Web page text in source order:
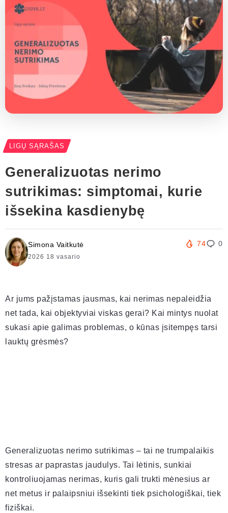
LIGŲ SĄRAŠAS
Generalizuotas nerimo
sutrikimas: simptomai, kurie
išsekina kasdienybę
Simona Vaitkutė
2026 18 vasario
74 0
Ar jums pažįstamas jausmas, kai nerimas nepaleidžia
net tada, kai objektyviai viskas gerai? Kai mintys nuolat
sukasi apie galimas problemas, o kūnas įsitempęs tarsi
lauktų grėsmės?
Generalizuotas nerimo sutrikimas – tai ne trumpalaikis
stresas ar paprastas jaudulys. Tai lėtinis, sunkiai
kontroliuojamas nerimas, kuris gali trukti mėnesius ar
net metus ir palaipsniui išsekinti tiek psichologiškai, tiek
fiziškai.